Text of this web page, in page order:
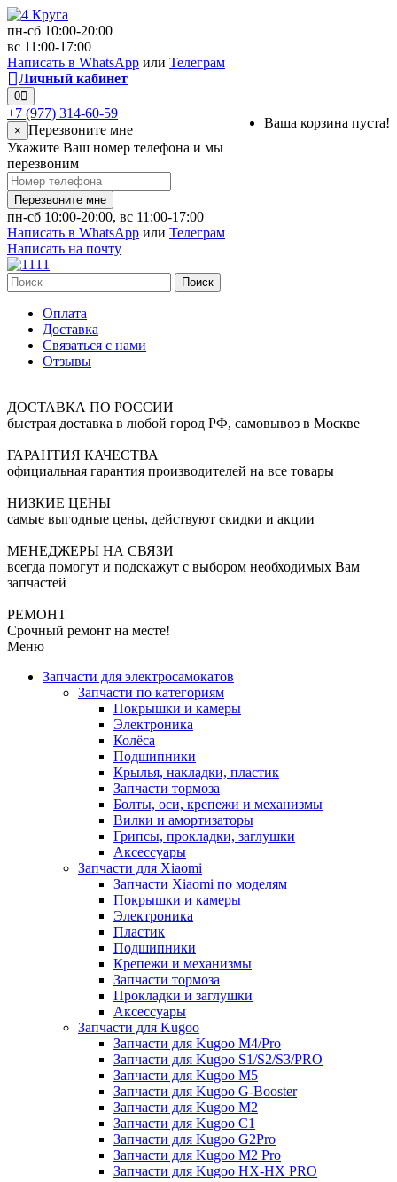
пн-сб 10:00-20:00
вс 11:00-17:00
Написать в WhatsApp или Телеграм
Личный кабинет
0
Ваша корзина пуста!
+7 (977) 314-60-59
× Перезвоните мне
Укажите Ваш номер телефона и мы
перезвоним
Перезвоните мне
пн-сб 10:00-20:00, вс 11:00-17:00
Написать в WhatsApp или Телеграм
Написать на почту
Поиск
Оплата
Доставка
Связаться с нами
Отзывы
ДОСТАВКА ПО РОССИИ
быстрая доставка в любой город РФ, самовывоз в Москве
ГАРАНТИЯ КАЧЕСТВА
официальная гарантия производителей на все товары
НИЗКИЕ ЦЕНЫ
самые выгодные цены, действуют скидки и акции
МЕНЕДЖЕРЫ НА СВЯЗИ
всегда помогут и подскажут с выбором необходимых Вам
запчастей
РЕМОНТ
Срочный ремонт на месте!
Меню
Запчасти для электросамокатов
Запчасти по категориям
Покрышки и камеры
Электроника
Колёса
Подшипники
Крылья, накладки, пластик
Запчасти тормоза
Болты, оси, крепежи и механизмы
Вилки и амортизаторы
Грипсы, прокладки, заглушки
Аксессуары
Запчасти для Xiaomi
Запчасти Xiaomi по моделям
Покрышки и камеры
Электроника
Пластик
Подшипники
Крепежи и механизмы
Запчасти тормоза
Прокладки и заглушки
Аксессуары
Запчасти для Kugoo
Запчасти для Kugoo M4/Pro
Запчасти для Kugoo S1/S2/S3/PRO
Запчасти для Kugoo M5
Запчасти для Kugoo G-Booster
Запчасти для Kugoo M2
Запчасти для Kugoo C1
Запчасти для Kugoo G2Pro
Запчасти для Kugoo M2 Pro
Запчасти для Kugoo HX-HX PRO